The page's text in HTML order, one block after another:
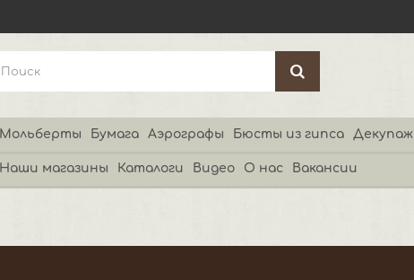
Мольберты Бумага Аэрографы Бюсты из гипса Декупаж
Наши магазины Каталоги Видео О нас Вакансии